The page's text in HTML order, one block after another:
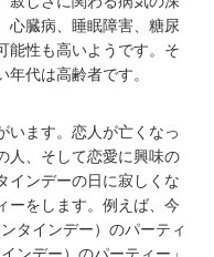
心臓病、睡眠障害、糖尿
能性も高いようです。そ
年代は高齢者です。
います。恋人が亡くなっ
人、そして恋愛に興味の
インデーの日に寂しくな
ーをします。例えば、今
タインデー）のパーティ